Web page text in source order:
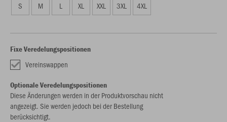
S M L XL XXL 3XL 4XL
Fixe Veredelungspositionen
Vereinswappen
Optionale Veredelungspositionen
Diese Änderungen werden in der Produktvorschau nicht
angezeigt. Sie werden jedoch bei der Bestellung
berücksichtigt.